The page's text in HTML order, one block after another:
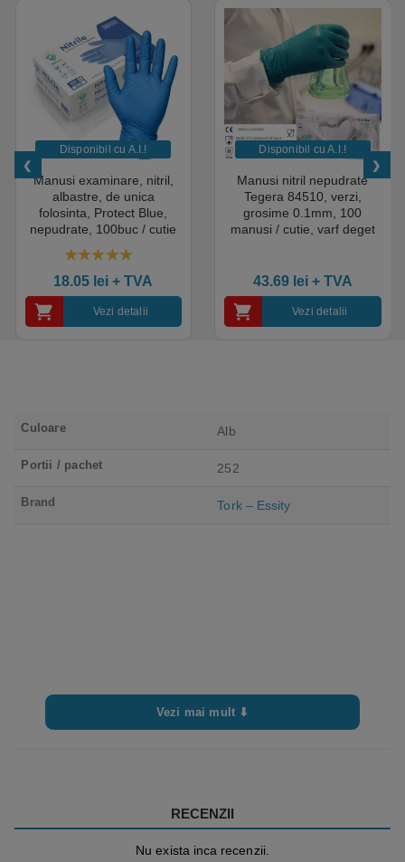
Disponibil cu A.I.​!
Manusi examinare, nitril,
albastre, de unica
folosinta, Protect Blue,
nepudrate, 100buc / cutie
pentru medical, HoReCa,
saloane si domeniul
industrial, calitate premium
18.05 lei + TVA
Vezi detalii
Disponibil cu A.I.​!
Manusi nitril nepudrate
Tegera 84510, verzi,
grosime 0.1mm, 100
manusi / cutie, varf deget
43.69 lei+ TVA
Vezi detalii
Culoare Alb
Portii / pachet 252
Brand Tork – Essity
Vezi mai mult ⬇
RECENZII
Nu exista inca recenzii.